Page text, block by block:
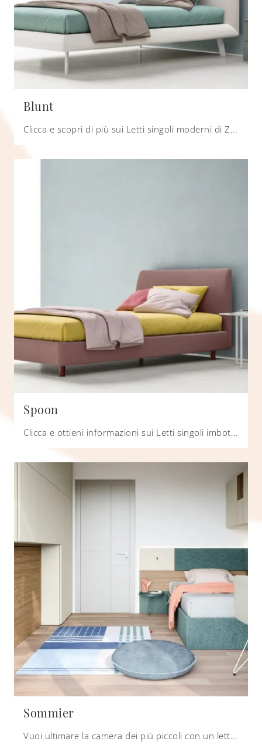
Blunt
Clicca e scopri di più sui Letti singoli moderni di Zalf! Il modello Blunt in tessuto ti attende.
Spoon
Clicca e ottieni informazioni sui Letti singoli imbottiti: se desideri modelli moderni, il modello Spoon Zalf fa per te.
Sommier
Vuoi ultimare la camera dei più piccoli con un letto singolo in tessuto? Ti presentiamo il modello Sommier di Nidi per spazi moderni.